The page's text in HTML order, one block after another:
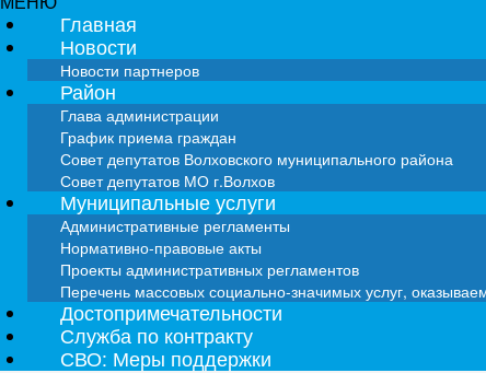
Главная
Новости
Новости партнеров
Район
Глава администрации
График приема граждан
Совет депутатов Волховского муниципального района
Совет депутатов МО г.Волхов
Муниципальные услуги
Административные регламенты
Нормативно-правовые акты
Проекты административных регламентов
Перечень массовых социально-значимых услуг,
Достопримечательности
Служба по контракту
СВО: Меры поддержки